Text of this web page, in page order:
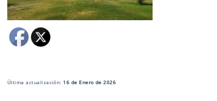
Última actualización: 16 de Enero de 2026